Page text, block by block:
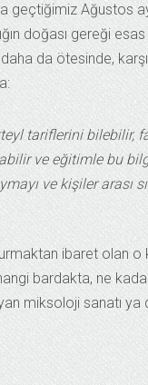
geçtiğimiz Ağustos
doğası gereği
daha da ötesinde,
tariflerini bilebilir,
ve eğitimle bu
ve kişiler arası
ibaret olan o
hangi bardakta, ne
miksoloji sanatı ya